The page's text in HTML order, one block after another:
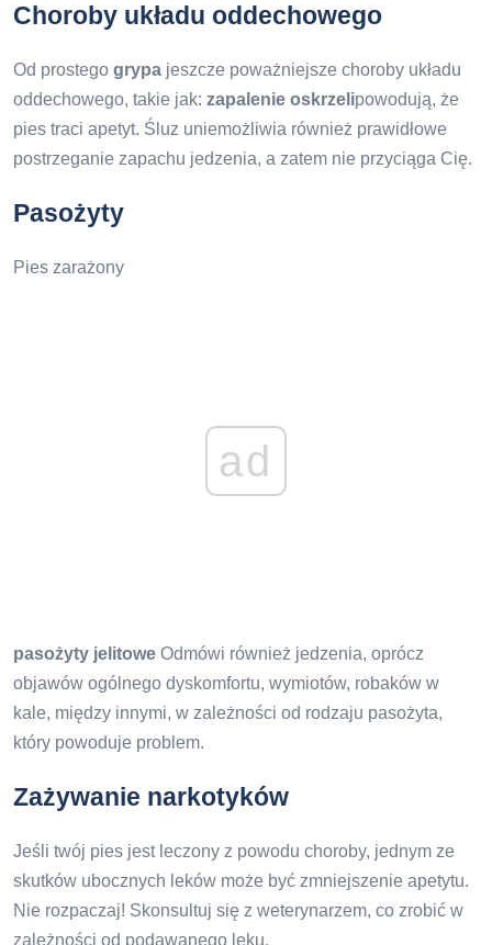
Choroby układu oddechowego
Od prostego grypa jeszcze poważniejsze choroby układu
oddechowego, takie jak: zapalenie oskrzelipowodują, że
pies traci apetyt. Śluz uniemożliwia również prawidłowe
postrzeganie zapachu jedzenia, a zatem nie przyciąga Cię.
Pasożyty
Pies zarażony
ad
pasożyty jelitowe Odmówi również jedzenia, oprócz
objawów ogólnego dyskomfortu, wymiotów, robaków w
kale, między innymi, w zależności od rodzaju pasożyta,
który powoduje problem.
Zażywanie narkotyków
Jeśli twój pies jest leczony z powodu choroby, jednym ze
skutków ubocznych leków może być zmniejszenie apetytu.
Nie rozpaczaj! Skonsultuj się z weterynarzem, co zrobić w
zależności od podawanego leku.